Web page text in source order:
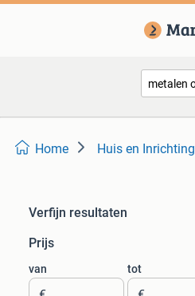
Home Huis en Inrichting
Verfijn resultaten
Prijs
van tot